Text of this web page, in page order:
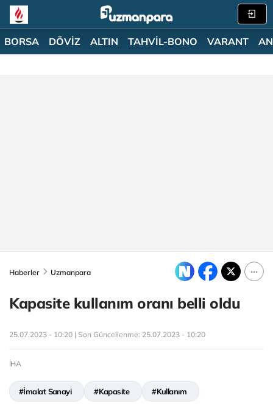
BORSA DÖVİZ ALTIN TAHVİL-BONO VARANT
Haberler Uzmanpara
Kapasite kullanım oranı belli oldu
25.07.2023 - 10:20 | Son Güncellenme: 25.07.2023 - 10:20
İHA
#İmalat Sanayi #Kapasite #Kullanım